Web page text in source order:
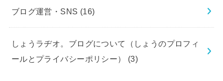
ブログ運営・SNS (16)
しょうラヂオ。ブログについて（しょうのプロフィ
ールとプライバシーポリシー） (3)